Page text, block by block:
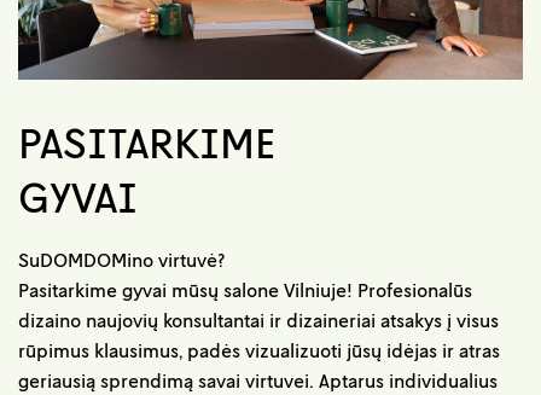
PASITARKIME
GYVAI
SuDOMDOMino virtuvė?
Pasitarkime gyvai mūsų salone Vilniuje! Profesionalūs
dizaino naujovių konsultantai ir dizaineriai atsakys į visus
rūpimus klausimus, padės vizualizuoti jūsų idėjas ir atras
geriausią sprendimą savai virtuvei. Aptarus individualius